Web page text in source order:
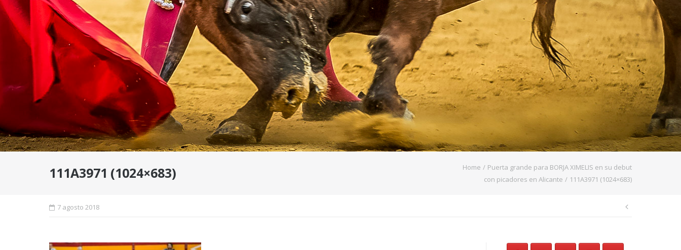
111A3971 (1024×683) Home / Puerta grande para BORJA XIMELIS en su debut
con picadores en Alicante / 111A3971 (1024×683)
7 agosto 2018